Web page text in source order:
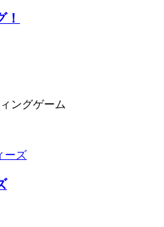
！
ングゲーム